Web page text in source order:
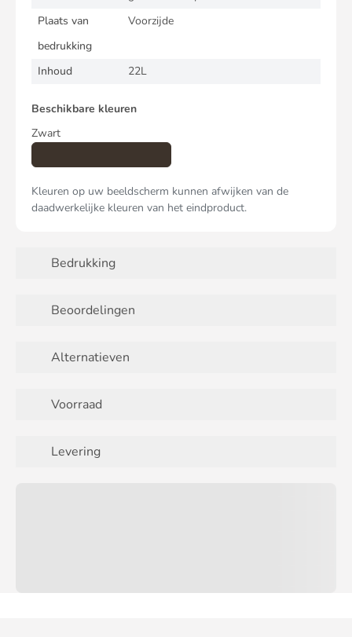
Plaats van
bedrukking
Voorzijde
Inhoud 22L
Beschikbare kleuren
Zwart
Kleuren op uw beeldscherm kunnen afwijken van de
daadwerkelijke kleuren van het eindproduct.
Bedrukking
Beoordelingen
Alternatieven
Voorraad
Levering